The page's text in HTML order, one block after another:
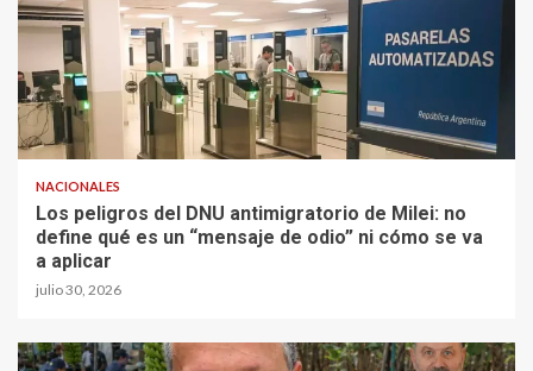
NACIONALES
Los peligros del DNU antimigratorio de Milei: no
define qué es un “mensaje de odio” ni cómo se va
a aplicar
julio 30, 2026